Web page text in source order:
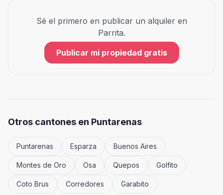
Sé el primero en publicar un alquiler en
Parrita.
Publicar mi propiedad gratis
Otros cantones en Puntarenas
Puntarenas Esparza Buenos Aires
Montes de Oro Osa Quepos Golfito
Coto Brus Corredores Garabito